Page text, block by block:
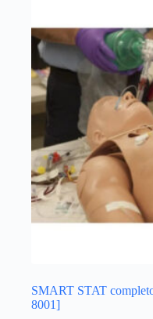
SMART STAT
8001]